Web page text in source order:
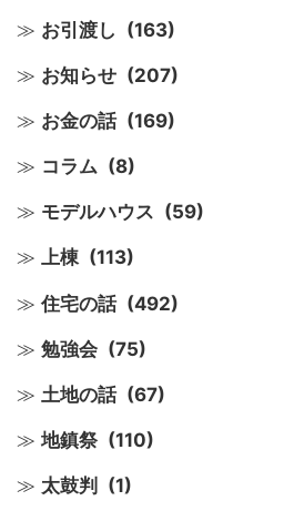
お引渡し (163)
お知らせ (207)
お金の話 (169)
コラム (8)
モデルハウス (59)
上棟 (113)
住宅の話 (492)
勉強会 (75)
土地の話 (67)
地鎮祭 (110)
太鼓判 (1)